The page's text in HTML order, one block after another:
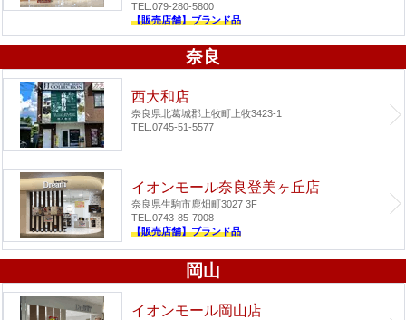
TEL.079-280-5800
【販売店舗】ブランド品
奈良
西大和店
奈良県北葛城郡上牧町上牧3423-1
TEL.0745-51-5577
イオンモール奈良登美ヶ丘店
奈良県生駒市鹿畑町3027 3F
TEL.0743-85-7008
【販売店舗】ブランド品
岡山
イオンモール岡山店